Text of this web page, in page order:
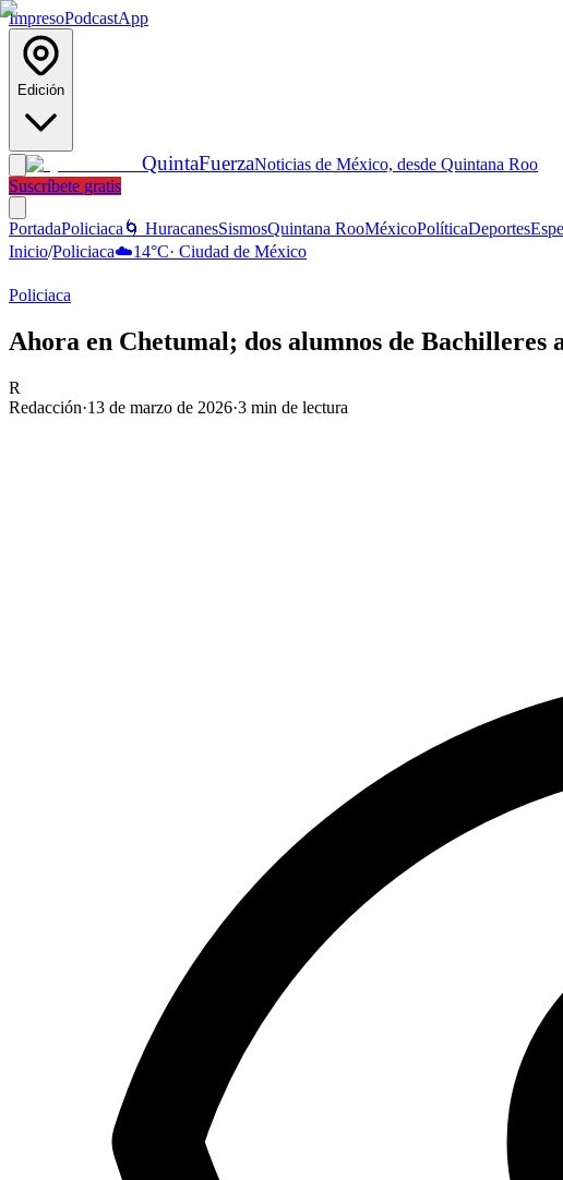
ImpresoPodcastApp
Edición
QuintaFuerzaNoticias de México, desde Quintana Roo
Suscríbete gratis
PortadaPoliciaca 🌀 HuracanesSismosQuintana RooMéxicoPolíticaDeportes
Inicio/Policiaca☁️14°C· Ciudad de México
Policiaca
Ahora en Chetumal; dos alumnos de
R
Redacción·13 de marzo de 2026·3 min de lectura